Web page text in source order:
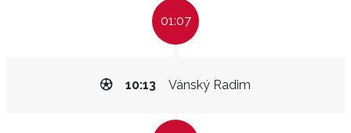
01:07
Vánský Radim
10:13